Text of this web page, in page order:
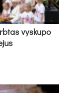
vys­ku­po